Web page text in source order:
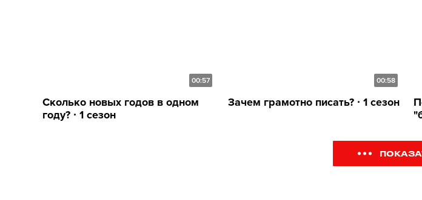
00:57
Сколько новых годов в одном
году? ∙ 1 сезон
00:58
Зачем грамотно писать? ∙ 1 сезон